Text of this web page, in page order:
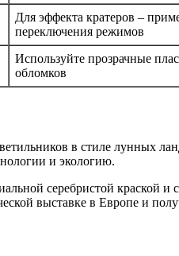
Для эффекта кратеров –
переключения режимов
Используйте прозрачные
обломков
в стиле лунных
и экологию.
серебристой краской и
выставке в Европе и